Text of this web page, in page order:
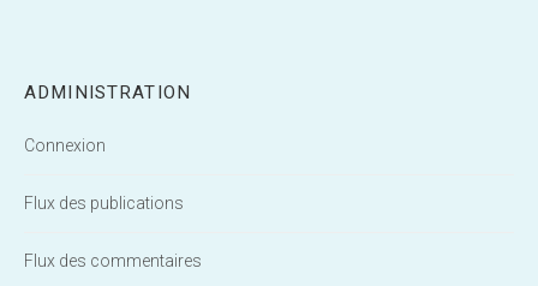
ADMINISTRATION
Connexion
Flux des publications
Flux des commentaires